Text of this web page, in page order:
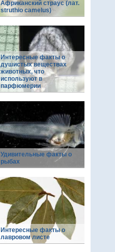
Африканский страус (лат.
struthio camelus)
Интересные факты о
душистых веществах
животных, что
используют в
парфюмерии
Удивительные факты о
рыбах
Интересные факты о
лавровом листе